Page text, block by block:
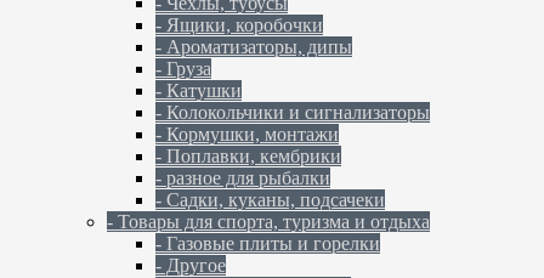
- Ящики, коробочки
- Ароматизаторы, дипы
- Груза
- Катушки
- Колокольчики и сигнализаторы
- Кормушки, монтажи
- Поплавки, кембрики
- разное для рыбалки
- Садки, куканы, подсачеки
- Товары для спорта, туризма и отдыха
- Газовые плиты и горелки
- Другое